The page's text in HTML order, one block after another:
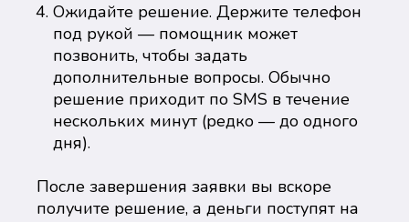
Ожидайте решение. Держите телефон
под рукой — помощник может
позвонить, чтобы задать
дополнительные вопросы. Обычно
решение приходит по SMS в течение
нескольких минут (редко — до одного
дня).
После завершения заявки вы вскоре
получите решение, а деньги поступят на